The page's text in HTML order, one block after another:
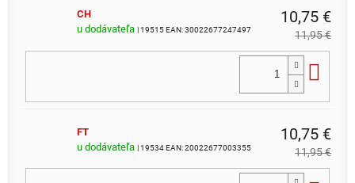
CH
u dodávateľa
| 19515 EAN:30022677247497
10,75 €
11,95 €
FT
u dodávateľa | 19534EAN:20022677003355
10,75 €
11,95 €